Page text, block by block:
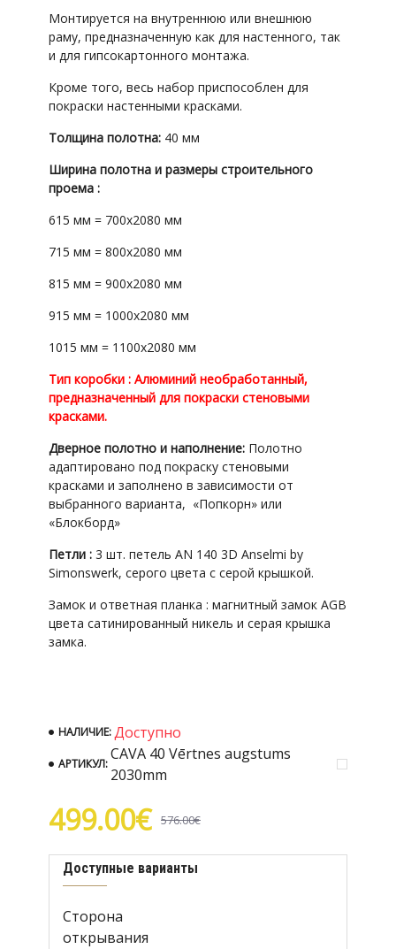
Монтируется на внутреннюю или внешнюю
раму, предназначенную как для настенного, так
и для гипсокартонного монтажа.
Кроме того, весь набор приспособлен для
покраски настенными красками.
Толщина полотна: 40 мм
Ширина полотна и размеры строительного
проема :
615 мм = 700x2080 мм
715 мм = 800x2080 мм
815 мм = 900x2080 мм
915 мм = 1000x2080 мм
1015 мм = 1100x2080 мм
Тип коробки : Алюминий необработанный,
предназначенный для покраски стеновыми
красками.
Дверное полотно и наполнение: Полотно
адаптировано под покраску стеновыми
красками и заполнено в зависимости от
выбранного варианта, «Попкорн» или
«Блокборд»
Петли : 3 шт. петель AN 140 3D Anselmi by
Simonswerk, серого цвета с серой крышкой.
Замок и ответная планка : магнитный замок AGB
цвета сатинированный никель и серая крышка
замка.
НАЛИЧИЕ:Доступно
АРТИКУЛ:
CAVA 40 Vērtnes augstums
2030mm
499.00€ 576.00€
Доступные варианты
Сторона
открывания